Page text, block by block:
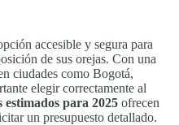
accesible y segura para
de sus orejas. Con una
ciudades como Bogotá,
elegir correctamente al
estimados para 2025 ofrecen
un presupuesto detallado.